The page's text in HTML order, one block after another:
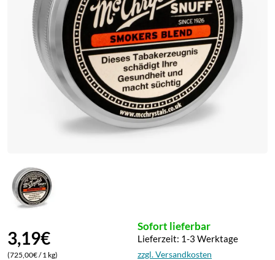
3,19€
(725,00€ / 1 kg)
Sofort lieferbar
Lieferzeit: 1-3 Werktage
zzgl. Versandkosten
Neffa Ifrikia
Pfälzer Land Snuff
Viking Snuff
Wilsons of Sharrow
ELFLIQ by Elf Bar
ELUX
Lost Mary